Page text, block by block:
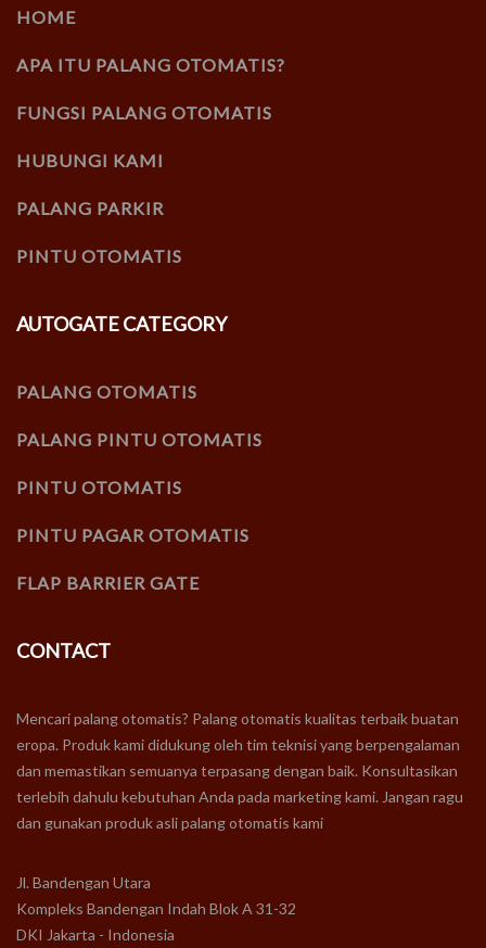
HOME
APA ITU PALANG OTOMATIS?
FUNGSI PALANG OTOMATIS
HUBUNGI KAMI
PALANG PARKIR
PINTU OTOMATIS
AUTOGATE CATEGORY
PALANG OTOMATIS
PALANG PINTU OTOMATIS
PINTU OTOMATIS
PINTU PAGAR OTOMATIS
FLAP BARRIER GATE
CONTACT
Mencari palang otomatis? Palang otomatis kualitas terbaik buatan
eropa. Produk kami didukung oleh tim teknisi yang berpengalaman
dan memastikan semuanya terpasang dengan baik. Konsultasikan
terlebih dahulu kebutuhan Anda pada marketing kami. Jangan ragu
dan gunakan produk asli palang otomatis kami
Jl. Bandengan Utara
Kompleks Bandengan Indah Blok A 31-32
DKI Jakarta - Indonesia